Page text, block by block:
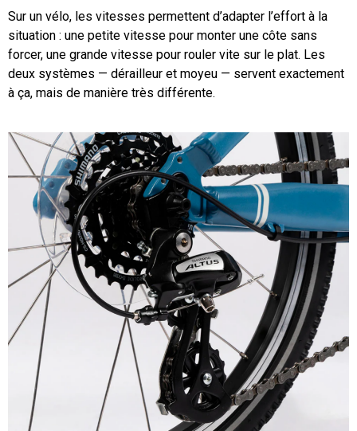
Sur un vélo, les vitesses permettent d’adapter l’effort à la
situation : une petite vitesse pour monter une côte sans
forcer, une grande vitesse pour rouler vite sur le plat. Les
deux systèmes — dérailleur et moyeu — servent exactement
à ça, mais de manière très différente.